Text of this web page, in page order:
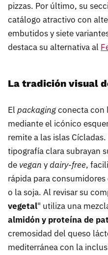
pizzas. Por último, su
catálogo atractivo con
embutidos y siete
destaca su alternativa al
La tradición visual
El packagingconecta con
mediante el icónico
remite a las islas
tipografía clara subrayan
de vegan ydairy-free,
rápida para
o la soja. Al revisar su
vegetal" utiliza una
almidón y proteína de
cremosidad del queso
mediterránea con la